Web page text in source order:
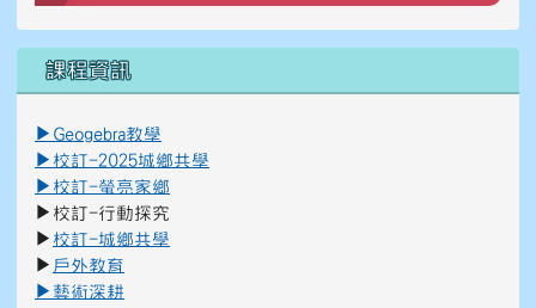
課程資訊
link to \ \"\\"_blank\\"\"
link to https://reurl.cc/K8Ko7g _blank
▶ Geogebra教學
▶ 校訂-2025城鄉共學
▶ 校訂-螢亮家鄉
▶ 校訂-行動探究
▶ 校訂-城鄉共學
▶ 戶外教育
▶ 藝術深耕